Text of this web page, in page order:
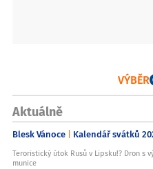
VÝBĚR
Aktuálně
Blesk Vánoce Kalendář svátků
Teroristický útok Rusů v Lipsku!? Dron s
munice